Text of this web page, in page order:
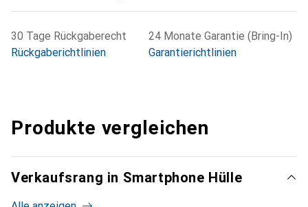
30 Tage Rückgaberecht
Rückgaberichtlinien
24 Monate Garantie (Bring-In)
Garantierichtlinien
Produkte vergleichen
Verkaufsrang in Smartphone Hülle